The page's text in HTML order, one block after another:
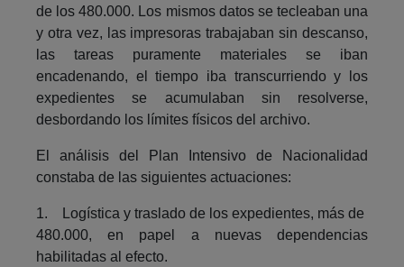
de los 480.000. Los mismos datos se tecleaban una
y otra vez, las impresoras trabajaban sin descanso,
las tareas puramente materiales se iban
encadenando, el tiempo iba transcurriendo y los
expedientes se acumulaban sin resolverse,
desbordando los límites físicos del archivo.
El análisis del Plan Intensivo de Nacionalidad
constaba de las siguientes actuaciones:
1. Logística y traslado de los expedientes, más de
480.000, en papel a nuevas dependencias
habilitadas al efecto.